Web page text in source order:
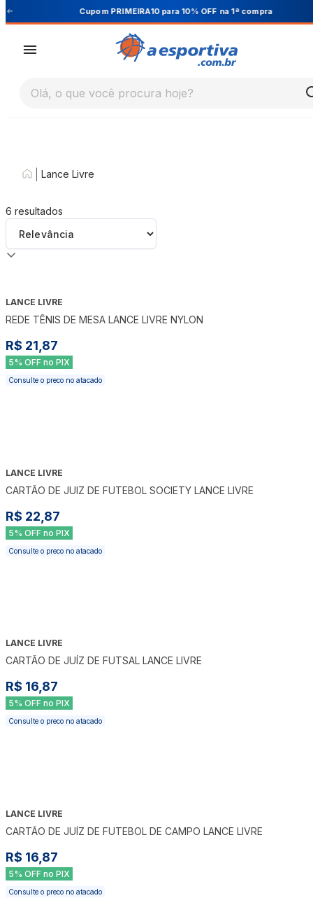
Cupom PRIMEIRA10 para 10% OFF na 1ª compra
Olá, o que você procura hoje?
Lance Livre
6 resultados
LANCE LIVRE
REDE TÊNIS DE MESA LANCE LIVRE NYLON
R$ 21,87
5% OFF no PIX
Consulte o preco no atacado
LANCE LIVRE
CARTÃO DE JUIZ DE FUTEBOL SOCIETY LANCE LIVRE
R$ 22,87
5% OFF no PIX
Consulte o preco no atacado
LANCE LIVRE
CARTÃO DE JUÍZ DE FUTSAL LANCE LIVRE
R$ 16,87
5% OFF no PIX
Consulte o preco no atacado
LANCE LIVRE
CARTÃO DE JUÍZ DE FUTEBOL DE CAMPO LANCE LIVRE
R$ 16,87
5% OFF no PIX
Consulte o preco no atacado